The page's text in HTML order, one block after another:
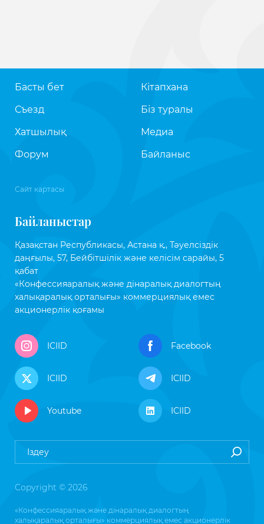
Басты бет
Съезд
Хатшылық
Форум
Кітапхана
Біз туралы
Медиа
Байланыс
Сайт картасы
Байланыстар
Қазақстан Республикасы, Астана қ., Тәуелсіздік
даңғылы, 57, Бейбітшілік және келісім сарайы, 5
қабат
«Конфессияаралық және дінаралық диалогтың
халықаралық орталығы» коммерциялық емес
акционерлік қоғамы
ICIID Facebook
ICIID ICIID
Youtube ICIID
Copyright © 2026
«Конфессияаралық және дінаралық диалогтың
халықаралық орталығы» коммерциялық емес акционерлік